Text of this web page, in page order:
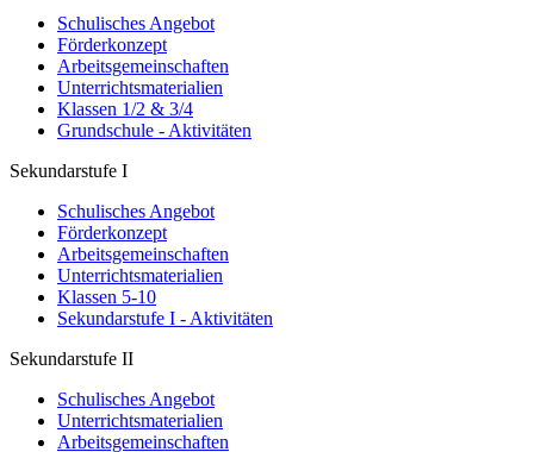
Schulisches Angebot
Förderkonzept
Arbeitsgemeinschaften
Unterrichtsmaterialien
Klassen 1/2 & 3/4
Grundschule - Aktivitäten
Sekundarstufe I
Schulisches Angebot
Förderkonzept
Arbeitsgemeinschaften
Unterrichtsmaterialien
Klassen 5-10
Sekundarstufe I - Aktivitäten
Sekundarstufe II
Schulisches Angebot
Unterrichtsmaterialien
Arbeitsgemeinschaften